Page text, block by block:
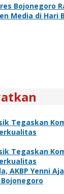
Bojonegoro
Media di Hari
Tegaskan
Tegaskan
AKBP Yenni